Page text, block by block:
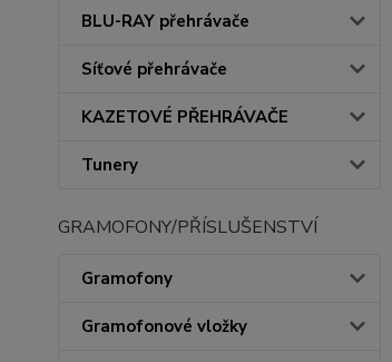
BLU-RAY přehrávače
Síťové přehrávače
KAZETOVÉ PŘEHRÁVAČE
Tunery
GRAMOFONY/PŘÍSLUŠENSTVÍ
Gramofony
Gramofonové vložky